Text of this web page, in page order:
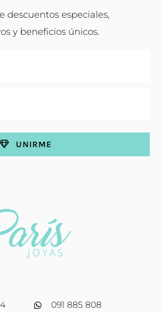
091 885 808
descuentos especiales,
y beneficios únicos.
UNIRME